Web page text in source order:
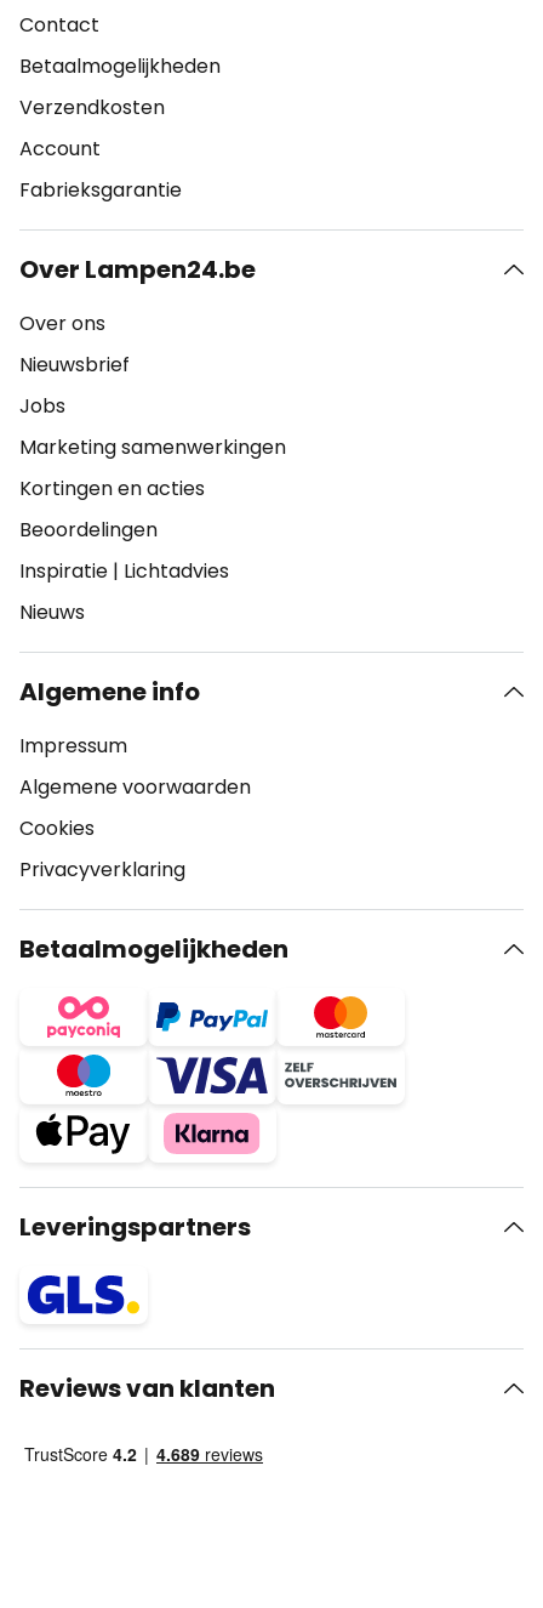
Contact
Betaalmogelijkheden
Verzendkosten
Account
Fabrieksgarantie
Over Lampen24.be
Over ons
Nieuwsbrief
Jobs
Marketing samenwerkingen
Kortingen en acties
Beoordelingen
Inspiratie | Lichtadvies
Nieuws
Algemene info
Impressum
Algemene voorwaarden
Cookies
Privacyverklaring
Betaalmogelijkheden
Leveringspartners
Reviews van klanten